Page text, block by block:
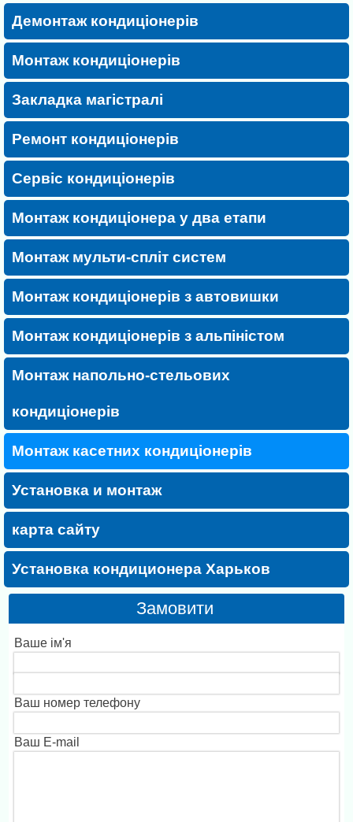
Демонтаж кондиціонерів
Монтаж кондиціонерів
Закладка магістралі
Ремонт кондиціонерів
Сервіс кондиціонерів
Монтаж кондиціонера у два етапи
Монтаж мульти-спліт систем
Монтаж кондиціонерів з автовишки
Монтаж кондиціонерів з альпіністом
Монтаж напольно-стельових
кондиціонерів
Монтаж касетних кондиціонерів
Установка и монтаж
карта сайту
Установка кондиционера Харьков
Замовити
Ваше ім'я
Ваш номер телефону
Ваш E-mail